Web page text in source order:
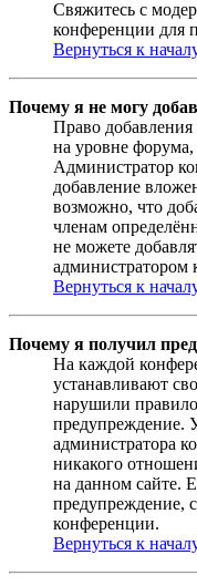
Свяжитесь с
конференции для
Вернуться к
Почему я не могу
Право
на уровне
Администратор
добавление
возможно, что
членам
не можете
администратором
Вернуться к
Почему я получил
На каждой
устанавливают
нарушили
предупреждение.
администратора
никакого
на данном сайте.
предупреждение,
конференции.
Вернуться к